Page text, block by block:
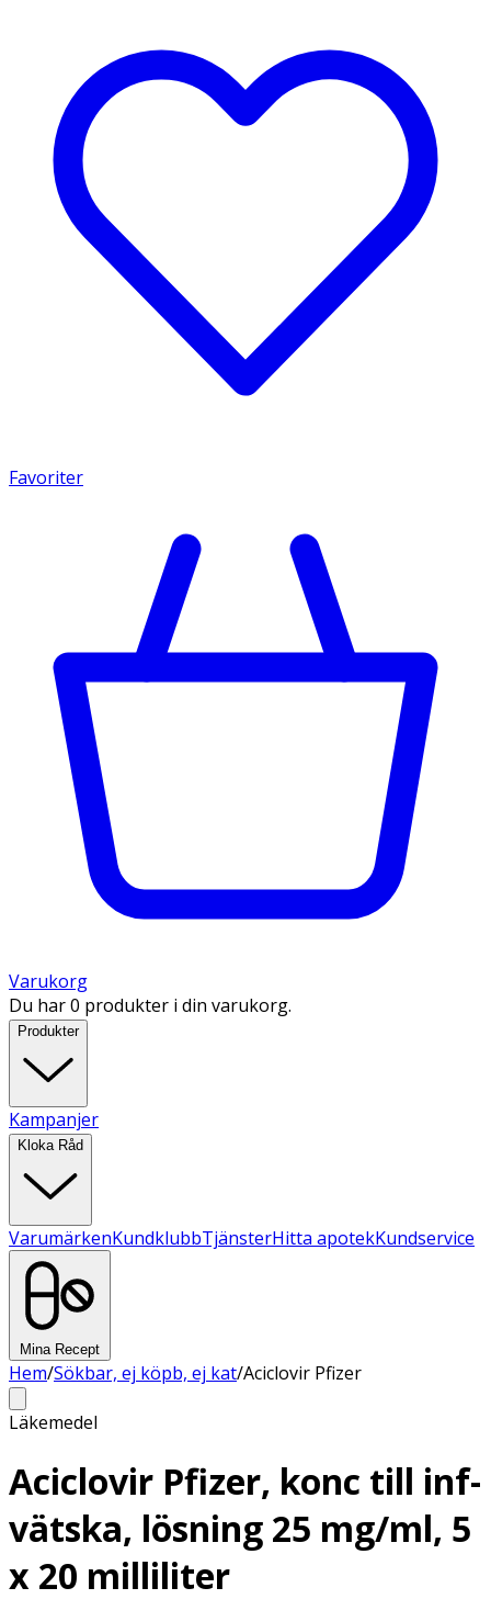
Favoriter
Varukorg
Du har 0 produkter i din varukorg.
Produkter
Kampanjer
Kloka Råd
VarumärkenKundklubbTjänsterHitta apotekKundservice
Mina Recept
Hem/Sökbar, ej köpb, ej kat/Aciclovir Pfizer
Läkemedel
Aciclovir Pfizer, konc till inf-
vätska, lösning 25 mg/ml, 5
x 20 milliliter